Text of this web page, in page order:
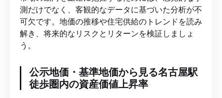
測だけでなく、客観的なデータに基づいた分析が不
可欠です。地価の推移や住宅供給のトレンドを読み
解き、将来的なリスクとリターンを検証しましょ
う。
公示地価・基準地価から見る名古屋駅
徒歩圏内の資産価値上昇率